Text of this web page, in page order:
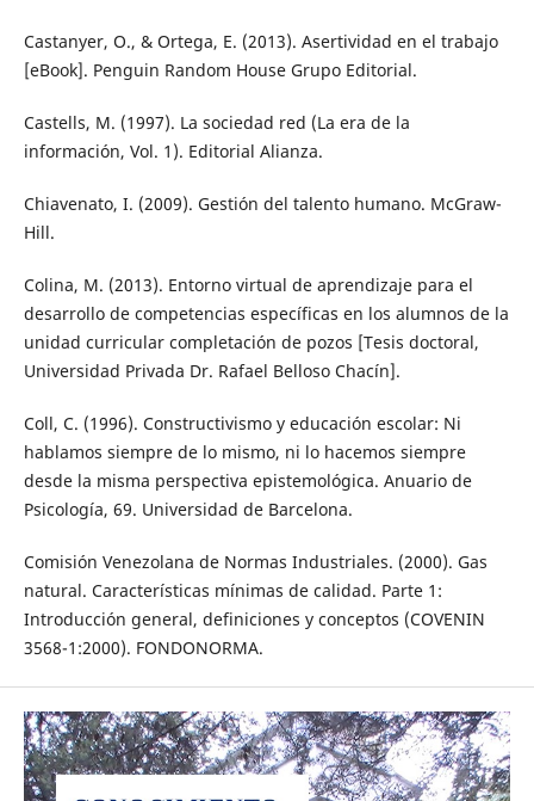
Castanyer, O., & Ortega, E. (2013). Asertividad en el trabajo
[eBook]. Penguin Random House Grupo Editorial.
Castells, M. (1997). La sociedad red (La era de la
información, Vol. 1). Editorial Alianza.
Chiavenato, I. (2009). Gestión del talento humano. McGraw-
Hill.
Colina, M. (2013). Entorno virtual de aprendizaje para el
desarrollo de competencias específicas en los alumnos de la
unidad curricular completación de pozos [Tesis doctoral,
Universidad Privada Dr. Rafael Belloso Chacín].
Coll, C. (1996). Constructivismo y educación escolar: Ni
hablamos siempre de lo mismo, ni lo hacemos siempre
desde la misma perspectiva epistemológica. Anuario de
Psicología, 69. Universidad de Barcelona.
Comisión Venezolana de Normas Industriales. (2000). Gas
natural. Características mínimas de calidad. Parte 1:
Introducción general, definiciones y conceptos (COVENIN
3568-1:2000). FONDONORMA.